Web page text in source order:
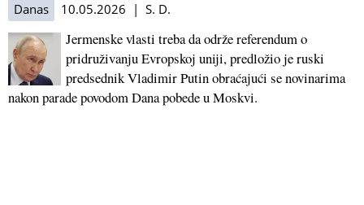
Danas 10.05.2026 | S. D.
Jermenske vlasti treba da održe referendum o
pridruživanju Evropskoj uniji, predložio je ruski
predsednik Vladimir Putin obraćajući se novinarima
nakon parade povodom Dana pobede u Moskvi.